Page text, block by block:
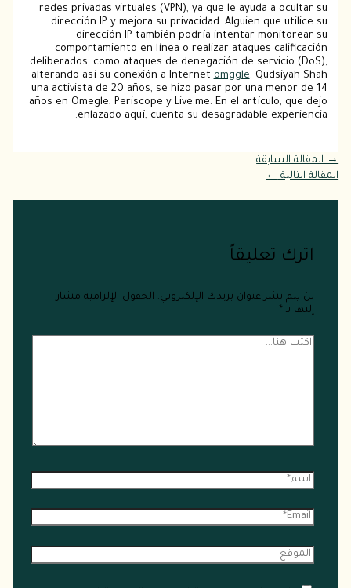
redes privadas virtuales (VPN), ya que le ayuda a ocultar su
dirección IP y mejora su privacidad. Alguien que utilice su
dirección IP también podría intentar monitorear su
comportamiento en línea o realizar ataques calificación
deliberados, como ataques de denegación de servicio (DoS),
alterando así su conexión a Internetomggle. Qudsiyah Shah
una activista de 20 años, se hizo pasar por una menor de 14
años en Omegle, Periscope y Live.me. En el artículo, que dejo
enlazado aquí, cuenta su desagradable experiencia.
→ المقالة السابقة
المقالة التالية ←
اترك تعليقاً
لن يتم نشر عنوان بريدك الإلكتروني. الحقول الإلزامية مشار
إليها بـ *